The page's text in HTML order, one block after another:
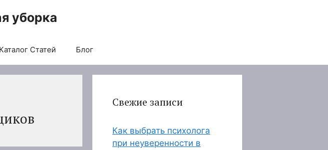
уборка
Каталог Статей Блог
Свежие записи
Как выбрать психолога
при неуверенности в